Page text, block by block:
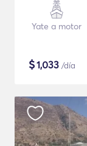
Yate a motor
$1,033 /día